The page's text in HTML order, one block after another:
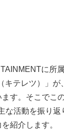
に所
キテレツ）」が
す。そこでこ
な活動を振り
紹介します。